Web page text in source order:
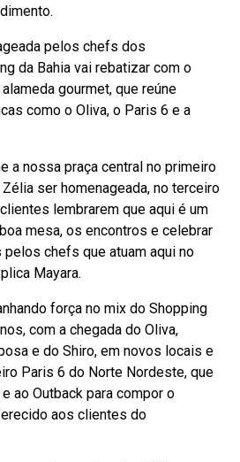
pelos chefs dos
da Bahia vai rebatizar com o
gourmet, que reúne
como o Oliva, o Paris 6 e a
a nossa praça central no primeiro
ser homenageada, no terceiro
lembrarem que aqui é um
mesa, os encontros e celebrar
chefs que atuam aqui no
Mayara.
força no mix do Shopping
com a chegada do Oliva,
e do Shiro, em novos locais e
Paris 6 do Norte Nordeste, que
ao Outback para compor o
aos clientes do